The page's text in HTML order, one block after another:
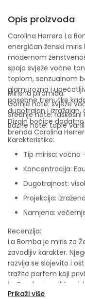
Opis proizvoda
Carolina Herrera La
energičan ženski
modernom
spaja svježe voćne
toplom, senzualnom
glamurozna i
posebne trenutke
dugotrajan i
Dizajn bočice
brenda Carolina
Mirisna piramida:
Gornje note: svježe
Srednje note:
Bazne note: tople
Karakteristike:
Tip mirisa: voćno
Koncentracija:
Dugotrajnost:
Projekcija: izražena
Namjena:
Recenzija:
La Bomba je miris za
zavodljiv karakter.
razvija se slojevito i
tražite parfem koji
La Bomba je odličan
Prikaži više